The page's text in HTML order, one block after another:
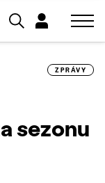
ZPRÁVY
sezonu